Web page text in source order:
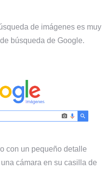
de imágenes es muy
búsqueda de Google.
con un pequeño detalle
cámara en su casilla de